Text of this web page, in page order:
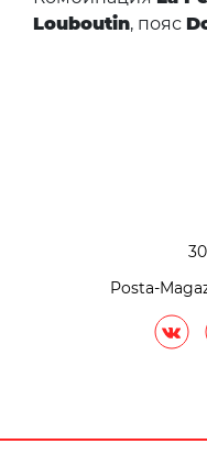
Louboutin, пояс
Posta-